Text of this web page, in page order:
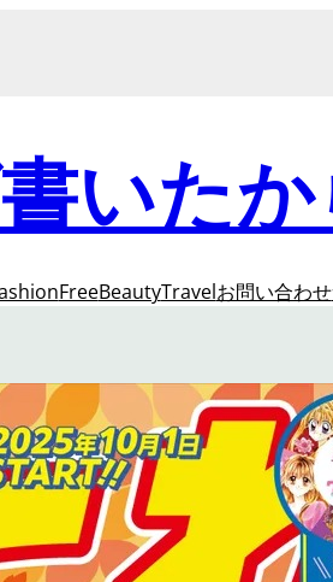
いたか
FreeBeautyTravelお問い合わせ